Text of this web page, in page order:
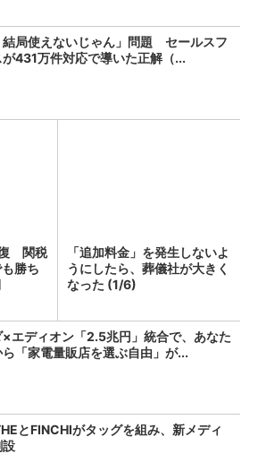
結局使えないじゃん」問題 セールスフ
が431万件対応で導いた正解（...
復 関税
勝ち
「追加料金」を発生しないよ
うにしたら、葬儀社が大きく
なった (1/6)
×エディオン「2.5兆円」統合で、あなた
「家電量販店を選ぶ自由」が...
とFINCHIがタッグを組み、新メディ
設